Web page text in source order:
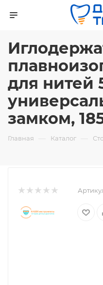
для нитей
замком,
Главная — Каталог —